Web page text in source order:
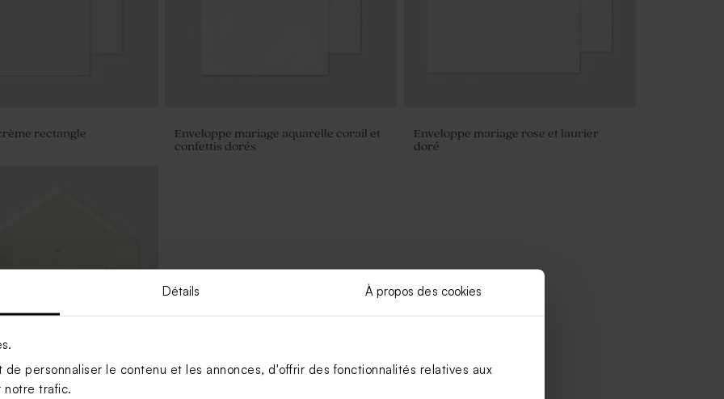
Détails À propos des cookies
personnaliser le contenu et les annonces, d'offrir des fonctionnalités relatives aux
notre trafic.
rectangle
Enveloppe mariage aquarelle corail et
confettis dorés
Enveloppe mariage rose et laurier
doré